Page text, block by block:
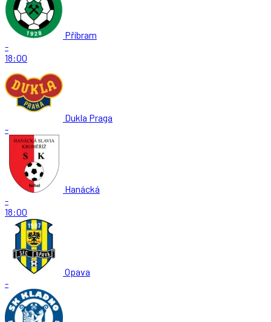
Příbram
-
18:00
Dukla Praga
-
Hanácká
-
18:00
Opava
-